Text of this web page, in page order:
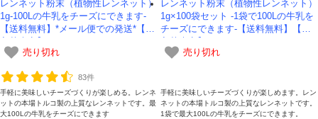
レンネット粉末（植物性レンネット）
1g-100Lの牛乳をチーズにできます-
【送料無料】*メール便での発送*【再
売り切れ
83件
手軽に美味しいチーズづくりが楽しめる。レンネ
ットの本場トルコ製の上質なレンネットです。最
大100Lの牛乳をチーズにできます
レンネット粉末（植物性レンネット）
1g×100袋セット -1袋で100Lの牛乳を
チーズにできます-【送料無料】【再
売り切れ
手軽に美味しいチーズづくりが楽しめます。レン
ネットの本場トルコ製の上質なレンネットです。
1袋で最大100Lの牛乳をチーズにできます。